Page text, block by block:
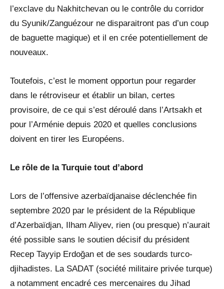
l’exclave du Nakhitchevan ou le contrôle du corridor
du Syunik/Zanguézour ne disparaitront pas d’un coup
de baguette magique) et il en crée potentiellement de
nouveaux.
Toutefois, c’est le moment opportun pour regarder
dans le rétroviseur et établir un bilan, certes
provisoire, de ce qui s’est déroulé dans l’Artsakh et
pour l’Arménie depuis 2020 et quelles conclusions
doivent en tirer les Européens.
Le rôle de la Turquie tout d’abord
Lors de l’offensive azerbaïdjanaise déclenchée fin
septembre 2020 par le président de la République
d’Azerbaïdjan, Ilham Aliyev, rien (ou presque) n’aurait
été possible sans le soutien décisif du président
Recep Tayyip Erdoğan et de ses soudards turco-
djihadistes. La SADAT (société militaire privée turque)
a notamment encadré ces mercenaires du Jihad